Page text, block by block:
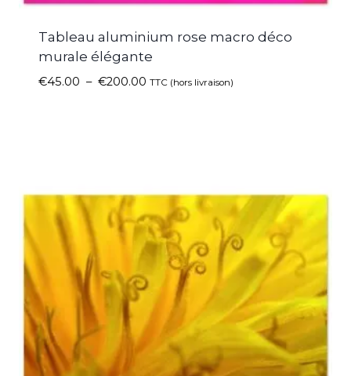
Tableau aluminium rose macro déco
murale élégante
€45.00 – €200.00 TTC (hors livraison)